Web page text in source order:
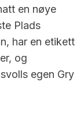
en nøye
Plads
har en etikett
og
egen Gry